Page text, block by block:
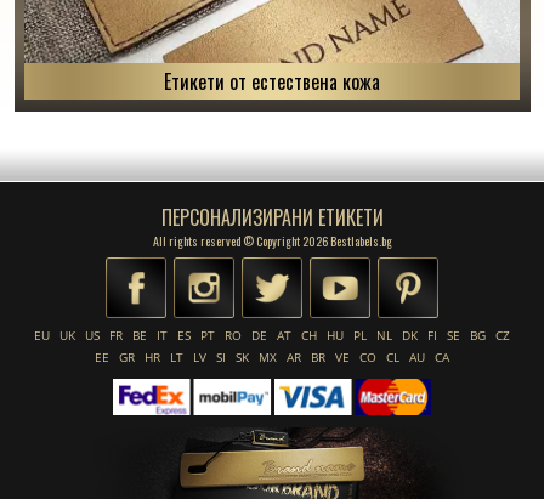
Етикети от естествена кожа
ПЕРСОНАЛИЗИРАНИ ЕТИКЕТИ
All rights reserved © Copyright 2026 Bestlabels.bg
EU UK US FR BE IT ES PT RO DE AT CH HU PL NL DK FI SE BG CZ
EE
GR HR LT LV SI SK MX AR BR VE CO CL AU CA